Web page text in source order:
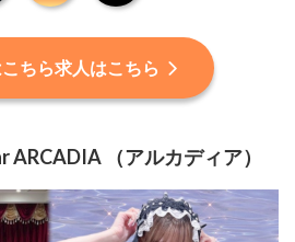
ちら求人はこちら
ARCADIA （アルカディア）